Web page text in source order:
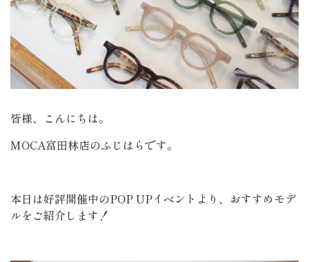
皆様、こんにちは。
MOCA富田林店のふじはらです。
本日は好評開催中のPOP UPイベントより、おすすめモデ
ルをご紹介します！